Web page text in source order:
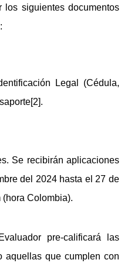
los siguientes documentos
Legal (Cédula,
Se recibirán aplicaciones
del 2024 hasta el 27 de
Colombia).
pre-calificará las
aquellas que cumplen con